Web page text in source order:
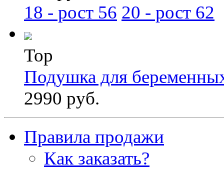
18 - рост 56 20 - рост 62
Top
Подушка для
2990 руб.
Правила продажи
Как заказать?